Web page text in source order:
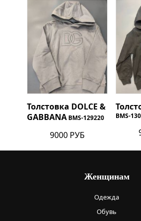
Толстовка DOLCE &
GABBANA BMS-129220
9000 РУБ
BMS-
Женщинам
Одежда
Обувь